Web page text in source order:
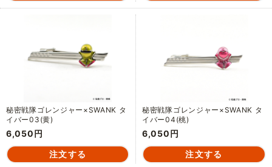
秘密戦隊ゴレンジャー×SWANK タ
イバー03(黄)
6,050円
秘密戦隊ゴレンジャー×SWANK タ
イバー04(桃)
6,050円